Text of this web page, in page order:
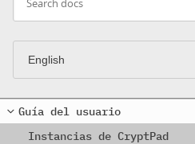
Guía del usuario
Instancias de CryptPad